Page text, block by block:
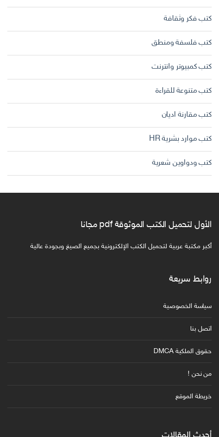
كتب فكر وثقافة
كتب فلسفة ومنطق
كتب كمبيوتر وانترنت
كتب متنوعة للقراءة
كتب مقارنة اديان
كتب موارد بشرية HR
كتب ودواوين شعرية
الأول لتحميل الكتب الموثوقة pdf مجانا
أكبر مكتبة عربية لتحميل الكتب الإلكترونية بجميع الصيغ وبجودة عالية
روابط سريعة
سياسة الخصوصية
اتصل بنا
حقوق الملكية DMCA
من نحن !
خريطة الموقع